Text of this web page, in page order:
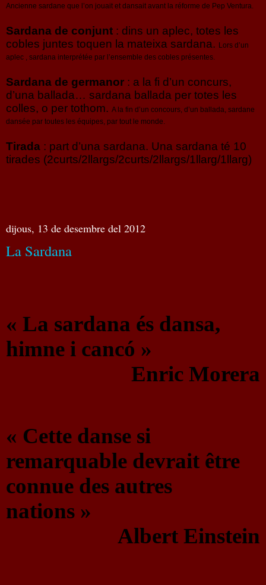
Ancienne sardane que l’on jouait et dansait avant la réforme de Pep Ventura.
Sardana de conjunt : dins un aplec, totes les
cobles juntes toquen la mateixa sardana. Lors d’un
aplec , sardana interprétée par l’ensemble des cobles présentes.
Sardana de germanor : a la fi d’un concurs,
d’una ballada… sardana ballada per totes les
colles, o per tothom. A la fin d’un concours, d’un ballada, sardane
dansée par toutes les équipes, par tout le monde.
Tirada : part d’una sardana. Una sardana té 10
tirades (2curts/2llargs/2curts/2llargs/1llarg/1llarg)
dijous, 13 de desembre del 2012
La Sardana
« La sardana és dansa,
himne i cancó »
Enric Morera
« Cette danse si
remarquable devrait être
connue des autres
nations »
Albert Einstein